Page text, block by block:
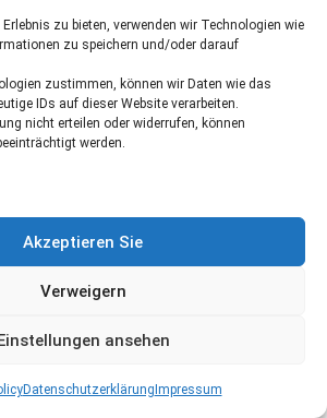
zu bieten, verwenden wir Technologien wie
zu speichern und/oder darauf
zustimmen, können wir Daten wie das
IDs auf dieser Website verarbeiten.
nicht erteilen oder widerrufen, können
werden.
Akzeptieren Sie
Verweigern
ansehen
Datenschutzerklärung Impressum